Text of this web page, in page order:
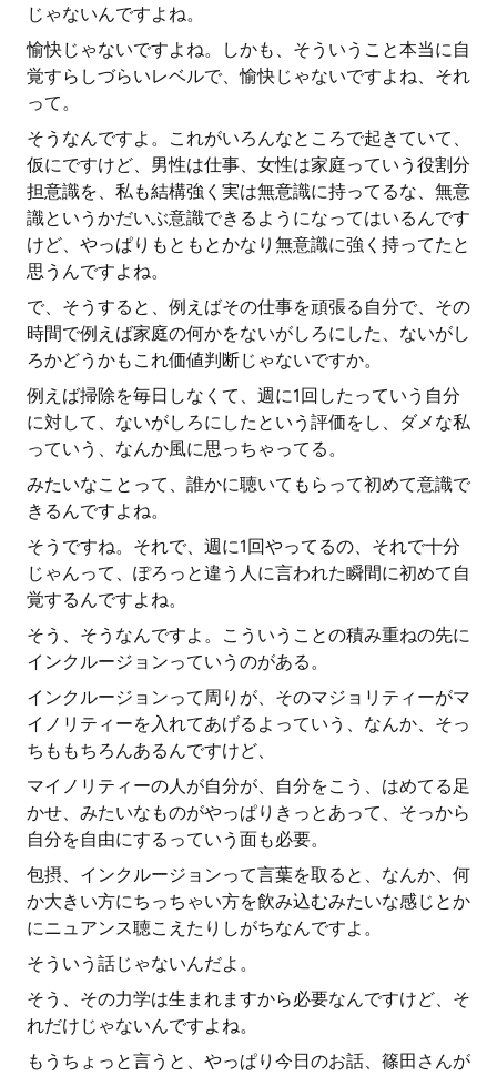
じゃないんですよね。
愉快じゃないですよね。しかも、そういうこと本当に自
覚すらしづらいレベルで、愉快じゃないですよね、それ
って。
そうなんですよ。これがいろんなところで起きていて、
仮にですけど、男性は仕事、女性は家庭っていう役割分
担意識を、私も結構強く実は無意識に持ってるな、無意
識というかだいぶ意識できるようになってはいるんです
けど、やっぱりもともとかなり無意識に強く持ってたと
思うんですよね。
で、そうすると、例えばその仕事を頑張る自分で、その
時間で例えば家庭の何かをないがしろにした、ないがし
ろかどうかもこれ価値判断じゃないですか。
例えば掃除を毎日しなくて、週に1回したっていう自分
に対して、ないがしろにしたという評価をし、ダメな私
っていう、なんか風に思っちゃってる。
みたいなことって、誰かに聴いてもらって初めて意識で
きるんですよね。
そうですね。それで、週に1回やってるの、それで十分
じゃんって、ぽろっと違う人に言われた瞬間に初めて自
覚するんですよね。
そう、そうなんですよ。こういうことの積み重ねの先に
インクルージョンっていうのがある。
インクルージョンって周りが、そのマジョリティーがマ
イノリティーを入れてあげるよっていう、なんか、そっ
ちももちろんあるんですけど、
マイノリティーの人が自分が、自分をこう、はめてる足
かせ、みたいなものがやっぱりきっとあって、そっから
自分を自由にするっていう面も必要。
包摂、インクルージョンって言葉を取ると、なんか、何
か大きい方にちっちゃい方を飲み込むみたいな感じとか
にニュアンス聴こえたりしがちなんですよ。
そういう話じゃないんだよ。
そう、その力学は生まれますから必要なんですけど、そ
れだけじゃないんですよね。
もうちょっと言うと、やっぱり今日のお話、篠田さんが